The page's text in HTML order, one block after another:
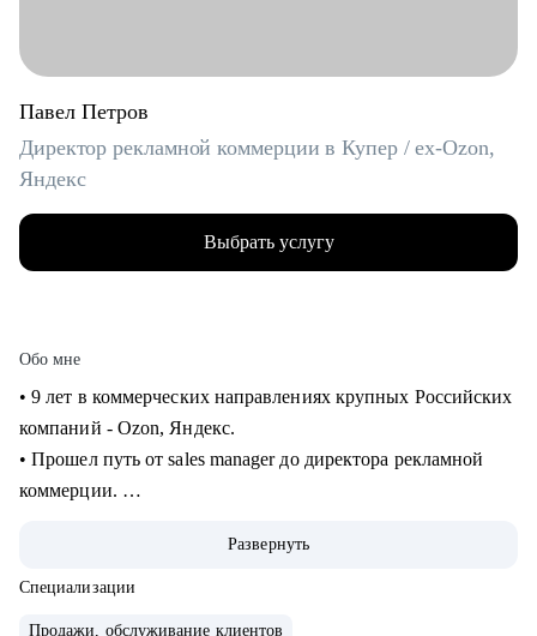
Павел Петров
Директор рекламной коммерции в Купер / ex-Ozon,
Яндекс
Выбрать услугу
Обо мне
• 9 лет в коммерческих направлениях крупных Российских
компаний - Ozon, Яндекс.
• Прошел путь от sales manager до директора рекламной
коммерции.
• Выстраивание направлений с нуля, регламенты, KPI,
мотивация.
Развернуть
Специализации
Продажи, обслуживание клиентов